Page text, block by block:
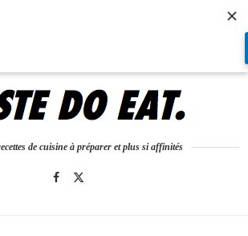
de cuisine à préparer et plus si affinités